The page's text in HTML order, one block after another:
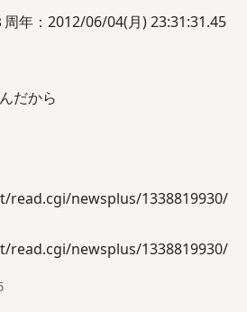
年：2012/06/04(月) 23:31:31.45
だから
newsplus/1338819930/
newsplus/1338819930/